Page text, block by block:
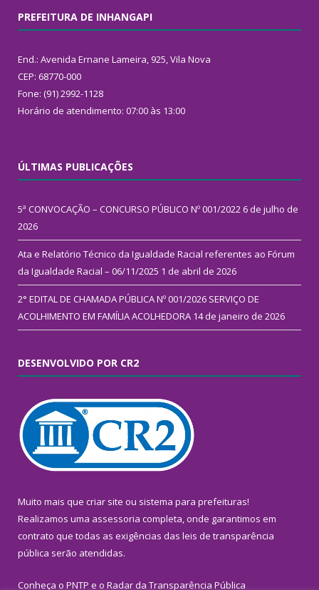
PREFEITURA DE INHANGAPI
End.: Avenida Ernane Lameira, 925, Vila Nova
CEP: 68770-000
Fone: (91) 2992-1128
Horário de atendimento: 07:00 às 13:00
ÚLTIMAS PUBLICAÇÕES
5ª CONVOCAÇÃO – CONCURSO PÚBLICO Nº 001/2022 6 de julho de
2026
Ata e Relatório Técnico da Igualdade Racial referentes ao Fórum
da Igualdade Racial – 06/11/2025 1 de abril de 2026
2° EDITAL DE CHAMADA PÚBLICA Nº 001/2026 SERVIÇO DE
ACOLHIMENTO EM FAMÍLIA ACOLHEDORA 14 de janeiro de 2026
DESENVOLVIDO POR CR2
Muito mais que criar site ou sistema para prefeituras!
Realizamos uma assessoria completa, onde garantimos em
contrato que todas as exigências das leis de transparência
pública serão atendidas.
Conheça o PNTP e o Radar da Transparência Pública